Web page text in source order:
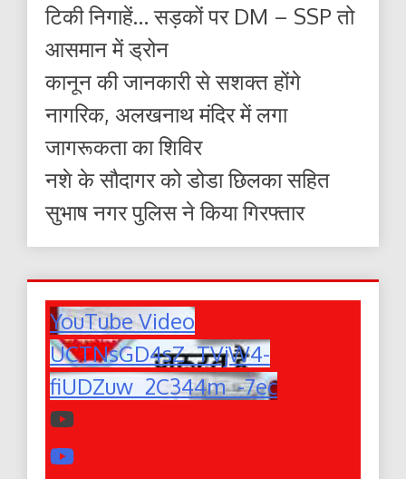
टिकी निगाहें… सड़कों पर DM – SSP तो
आसमान में ड्रोन
कानून की जानकारी से सशक्त होंगे
नागरिक, अलखनाथ मंदिर में लगा
जागरूकता का शिविर
नशे के सौदागर को डोडा छिलका सहित
सुभाष नगर पुलिस ने किया गिरफ्तार
YouTube Video
UCTNsGD4sZ_TVjW4-
fiUDZuw_2C344m_-7ec